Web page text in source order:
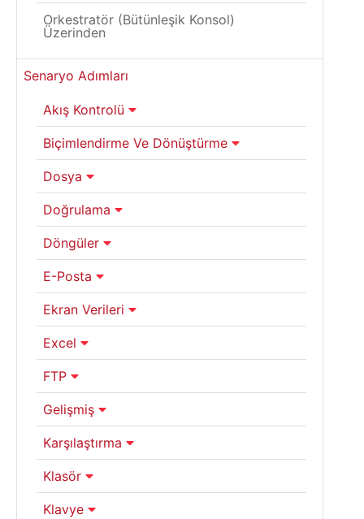
Orkestratör (Bütünleşik Konsol)
Üzerinden
Senaryo Adımları
Akış Kontrolü
Biçimlendirme Ve Dönüştürme
Dosya
Doğrulama
Döngüler
E-Posta
Ekran Verileri
Excel
FTP
Gelişmiş
Karşılaştırma
Klasör
Klavye